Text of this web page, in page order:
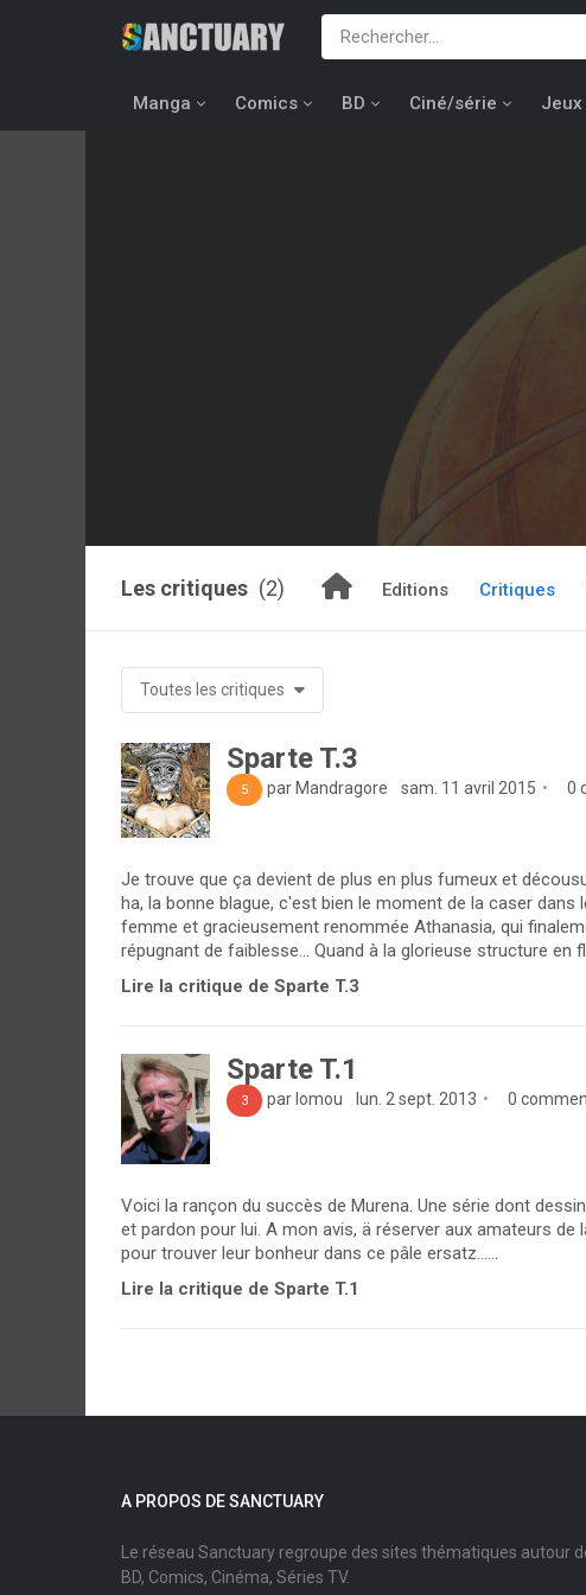
Manga Comics BD Ciné/série
Les critiques (2) Editions Critiques
Toutes les critiques
Sparte T.3
5 par Mandragore sam. 11 avril 2015 0
Je trouve que ça devient de plus en plus fumeux et
ha, la bonne blague, c'est bien le moment de la caser dans
femme et gracieusement renommée Athanasia, qui
répugnant de faiblesse... Quand à la glorieuse structure en
Lire la critique de Sparte T.3
Sparte T.1
3 par lomou lun. 2 sept. 2013 0
Voici la rançon du succès de Murena. Une série dont
et pardon pour lui. A mon avis, ä réserver aux amateurs
pour trouver leur bonheur dans ce pâle ersatz......
Lire la critique de Sparte T.1
A PROPOS DE SANCTUARY
Le réseau Sanctuary regroupe des sites thématiques autour
BD, Comics, Cinéma, Séries TV.